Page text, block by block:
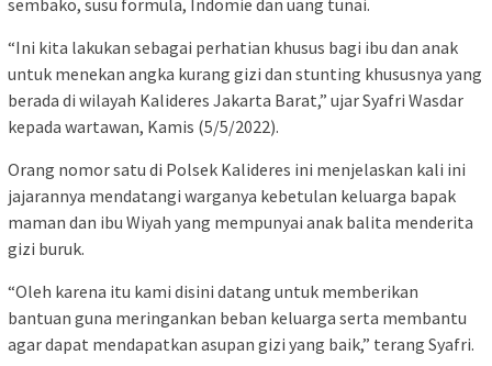
“Ini kita lakukan sebagai perhatian khusus bagi ibu dan anak
untuk menekan angka kurang gizi dan stunting khususnya yang
berada di wilayah Kalideres Jakarta Barat,” ujar Syafri Wasdar
kepada wartawan, Kamis (5/5/2022).
Orang nomor satu di Polsek Kalideres ini menjelaskan kali ini
jajarannya mendatangi warganya kebetulan keluarga bapak
maman dan ibu Wiyah yang mempunyai anak balita menderita
gizi buruk.
“Oleh karena itu kami disini datang untuk memberikan
bantuan guna meringankan beban keluarga serta membantu
agar dapat mendapatkan asupan gizi yang baik,” terang Syafri.